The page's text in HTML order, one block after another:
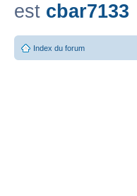
est cbar7133
Index du forum